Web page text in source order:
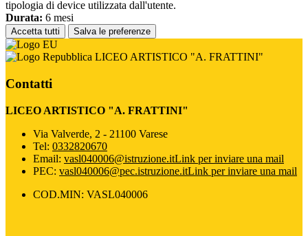
tipologia di device utilizzata dall'utente.
Durata: 6 mesi
Accetta tutti Salva le preferenze
LICEO ARTISTICO "A. FRATTINI"
Contatti
LICEO ARTISTICO "A. FRATTINI"
Via Valverde, 2 - 21100 Varese
Tel: 0332820670
Email: vasl040006@istruzione.itLink per inviare una mail
PEC: vasl040006@pec.istruzione.itLink per inviare una mail
COD.MIN: VASL040006